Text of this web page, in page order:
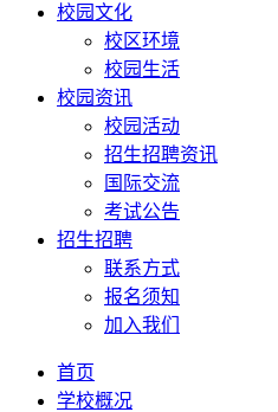
校园文化
校区环境
校园生活
校园资讯
校园活动
招生招聘资讯
国际交流
考试公告
招生招聘
联系方式
报名须知
加入我们
首页
学校概况